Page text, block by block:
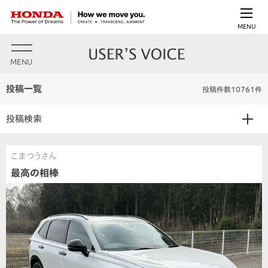
MENU
MENU
投稿一覧 投稿件数10761件
投稿検索
こまつうさん
最高の相棒